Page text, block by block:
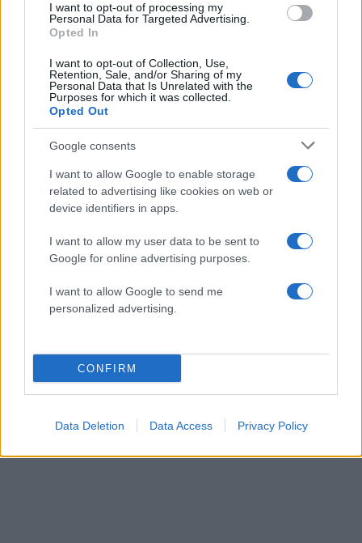
I want to opt-out of processing my
Personal Data for Targeted Advertising.
Opted In
I want to opt-out of Collection, Use,
Retention, Sale, and/or Sharing of my
Personal Data that Is Unrelated with the
Purposes for which it was collected.
Opted Out
Google consents
I want to allow Google to enable storage
related to advertising like cookies on web or
device identifiers in apps.
I want to allow my user data to be sent to
Google for online advertising purposes.
I want to allow Google to send me
personalized advertising.
CONFIRM
Data Deletion Data Access Privacy Policy
ενημερώσω μόλις είμαι σε θέση να επιστρέψω»
06.08.2026
ζωγραφική και DIY στο σπίτι
31.07.2026